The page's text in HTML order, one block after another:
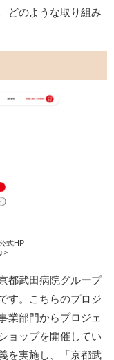
どのような取り組み
式HP
都武田病院グループ
す。こちらのプロジ
業部門からプロジェ
ョップを開催してい
を実施し、「京都武